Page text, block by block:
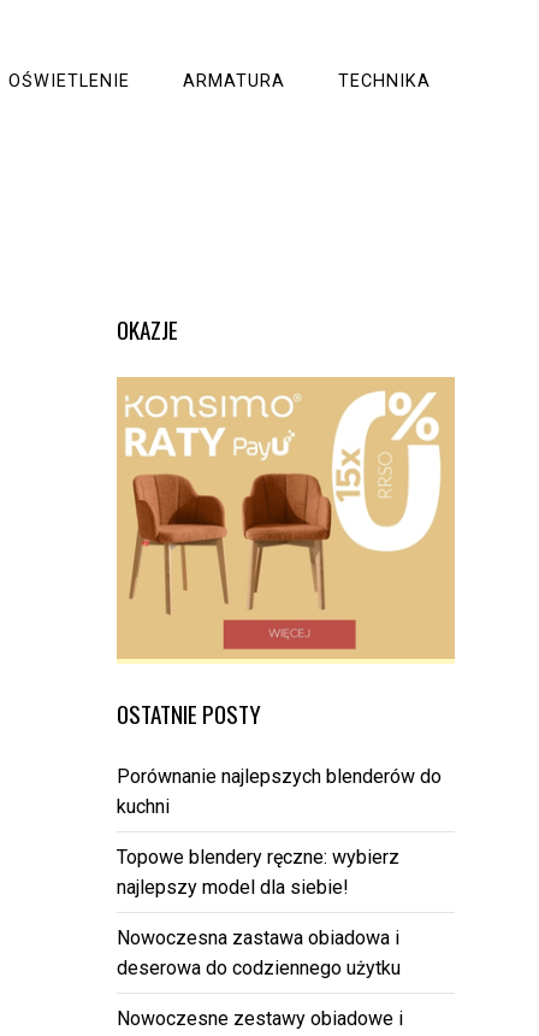
OŚWIETLENIE ARMATURA TECHNIKA
OKAZJE
OSTATNIE POSTY
Porównanie najlepszych blenderów do
kuchni
Topowe blendery ręczne: wybierz
najlepszy model dla siebie!
Nowoczesna zastawa obiadowa i
deserowa do codziennego użytku
Nowoczesne zestawy obiadowe i